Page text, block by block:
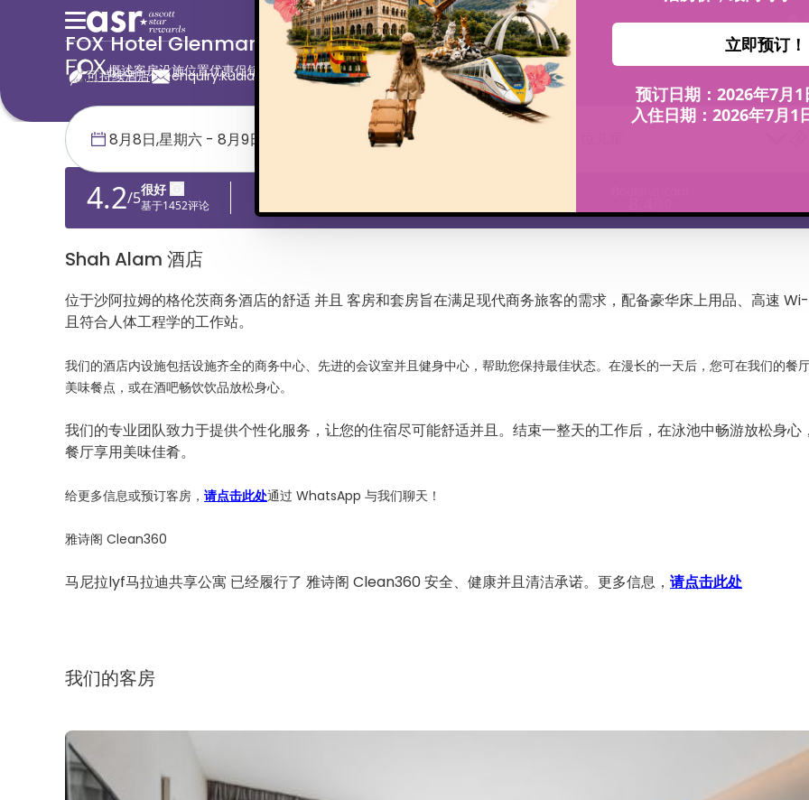
概述客房设施位置优惠促销
FOX Hotel Glenmarie Shah Alam 无障碍物业
可持续酒店 enquiry.kualalumpur@the-ascott.com +603 50351728
首页 马来西亚 FOX Hotel Glenmarie Shah Alam
Shah Alam 酒店
位于沙阿拉姆的格伦茨商务酒店的舒适 并且 客房和套房旨在满足现代商务旅客的需求，配备豪华床上用品、高速
且符合人体工程学的工作站。
我们的酒店内设施包括设施齐全的商务中心、先进的会议室并且健身中心，帮助您保持最佳状态。在漫长的一天后，您可在我们的餐
美味餐点，或在酒吧畅饮饮品放松身心。
我们的专业团队致力于提供个性化服务，让您的住宿尽可能舒适并且。结束一整天的工作后，在泳池中畅游放松身心
餐厅享用美味佳肴。
给更多信息或预订客房， 请点击此处通过 WhatsApp 与我们聊天！
雅诗阁 Clean360
马尼拉lyf马拉迪共享公寓 已经履行了 雅诗阁 Clean360 安全、健康并且清洁承诺。更多信息， 请点击此处
我们的客房